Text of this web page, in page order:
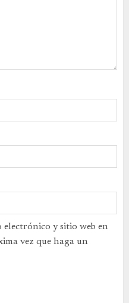
y sitio web en
vez que haga un